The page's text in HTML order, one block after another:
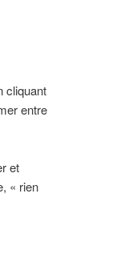
cliquant
entre
et
« rien